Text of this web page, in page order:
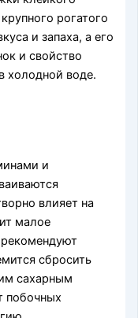
рогатого
и запаха, а его
и свойство
холодной воде.
и
влияет на
малое
рекомендуют
сбросить
сахарным
побочных